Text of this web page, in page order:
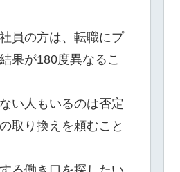
員の方は、転職にプ
果が180度異なるこ
い人もいるのは否定
取り換えを頼むこと